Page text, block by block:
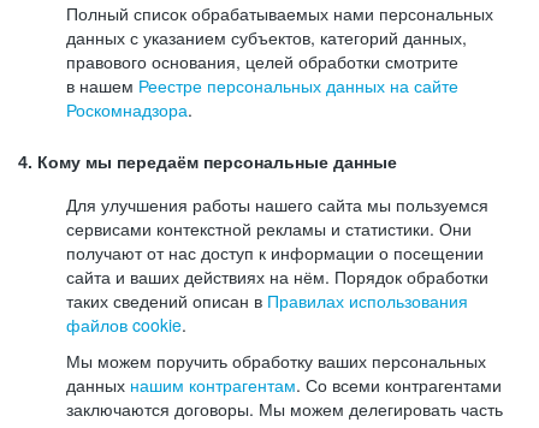
Полный список обрабатываемых нами персональных
данных с указанием субъектов, категорий данных,
правового основания, целей обработки смотрите
в нашем Реестре персональных данных на сайте
Роскомнадзора.
4. Кому мы передаём персональные данные
Для улучшения работы нашего сайта мы пользуемся
сервисами контекстной рекламы и статистики. Они
получают от нас доступ к информации о посещении
сайта и ваших действиях на нём. Порядок обработки
таких сведений описан в Правилах использования
файлов cookie.
Мы можем поручить обработку ваших персональных
данных нашим контрагентам. Со всеми контрагентами
заключаются договоры. Мы можем делегировать часть